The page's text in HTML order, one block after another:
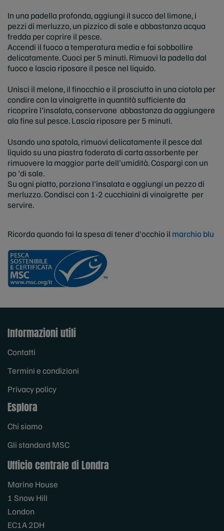
In una padella profonda, aggiungi il succo del limone, i
pezzi di merluzzo, un pizzico di sale e abbastanza acqua
fredda per coprire il pesce.
Accendi il fuoco a temperatura media e fai sobbollire
delicatamente. Cuoci per 5 minuti. Rimuovi la padella dal
fuoco e lascia riposare il pesce nel liquido.
Unisci il melone, il finocchio e il prosciutto in una ciotola per
condire con la vinaigrette in quantità sufficiente da
ricoprire l'insalata, conservane abbastanza da aggiungere
ala fine sul pesce. Lascia riposare per 5 minuti.
Usando una spatola, rimuovi delicatamente il pesce dal
liquido su una piastra foderata di carta assorbente per
rimuovere la maggior parte dell'umidità. Cospargi con un
po 'di sale.
Su ogni piatto, porziona l'insalata e aggiungi un pezzo di
merluzzo. Condisci con 1-2 cucchiaini di vinaigrette per
servire.
Ricorda quando fai la spesa di tener d'occhio il marchio blu
Informazioni utili
Contatti
Termini e condizioni
Privacy policy
Esplora
Chi siamo
Gli standard MSC
Ufficio centrale di Londra
Marine House
1 Snow Hill
London
EC1A 2DH